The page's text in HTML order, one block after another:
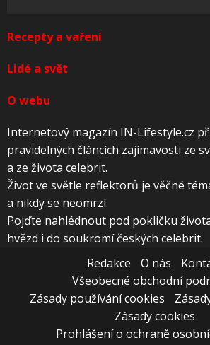
Recepty a vaření
Lidé a svět
O webu
Internetový magazín IN-Lifestyle.cz
pravidelných článcích zajímavosti ze
a ze života celebrit.
Život ve světle reflektorů je věčné
a nikdy se neomrzí.
Pojďte nahlédnout pod pokličku
hvězd i do soukromí českých celebrit.
Redakce
O nás
Všeobecné obchodní
Zásady používání cookies
Zásady cookies
Prohlášení o ochraně